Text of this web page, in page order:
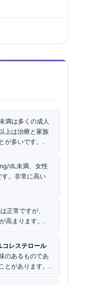
満は多くの成人
上は治療と家族
が多いです。.
dL未満、女性
。非常に高い
正常ですが、
高まります。.
コレステロール
のあるものであ
とがあります。.